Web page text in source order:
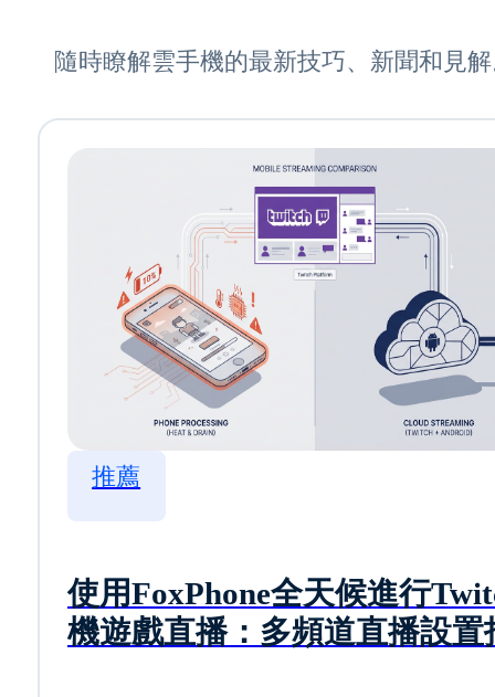
隨時瞭解雲手機的最新技巧、新聞和見
推薦
使用FoxPhone全天候進行
機遊戲直播：多頻道直播設置